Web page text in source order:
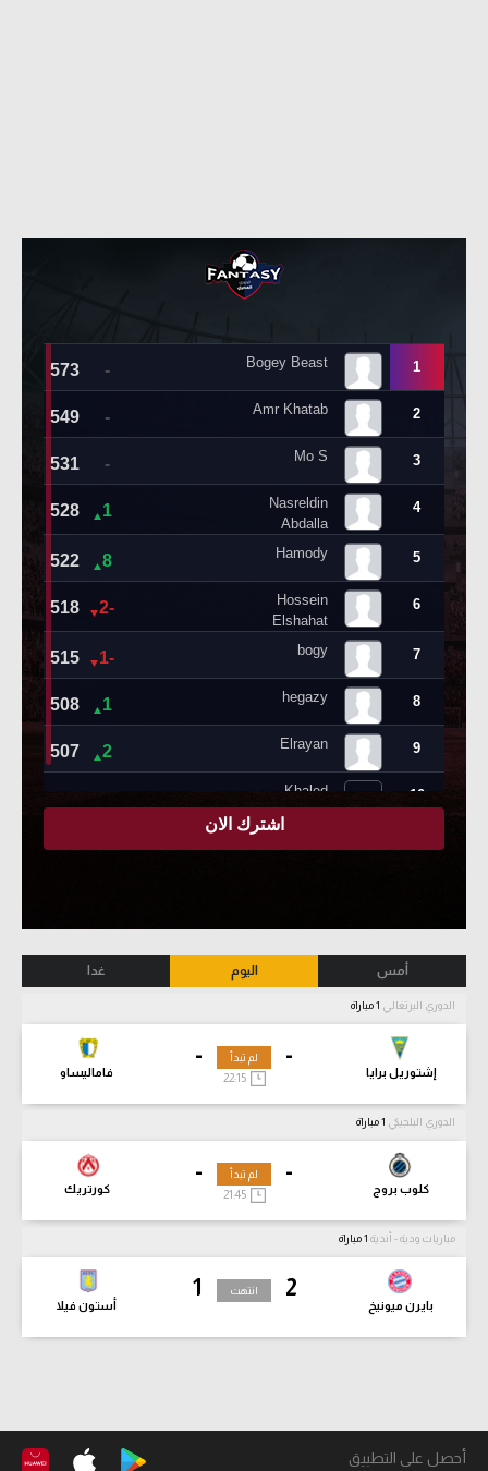
أمس اليوم غدا
الدوري البرتغالي
-
إشتوريل برايا
-
فاماليساو
لم تبدأ
22:15
الدوري البلجيكي
-
كلوب بروج
-
كورتريك
لم تبدأ
21:45
مباريات ودية - أندية
2
بايرن ميونيخ
1
أستون فيلا
انتهت
أحصل على التطبيق